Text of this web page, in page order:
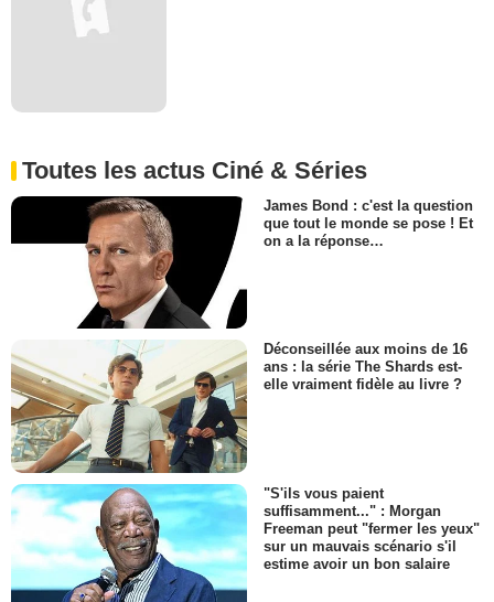
Toutes les actus Ciné & Séries
James Bond : c'est la question
que tout le monde se pose ! Et
on a la réponse…
Déconseillée aux moins de 16
ans : la série The Shards est-
elle vraiment fidèle au livre ?
"S'ils vous paient
suffisamment..." : Morgan
Freeman peut "fermer les yeux"
sur un mauvais scénario s'il
estime avoir un bon salaire